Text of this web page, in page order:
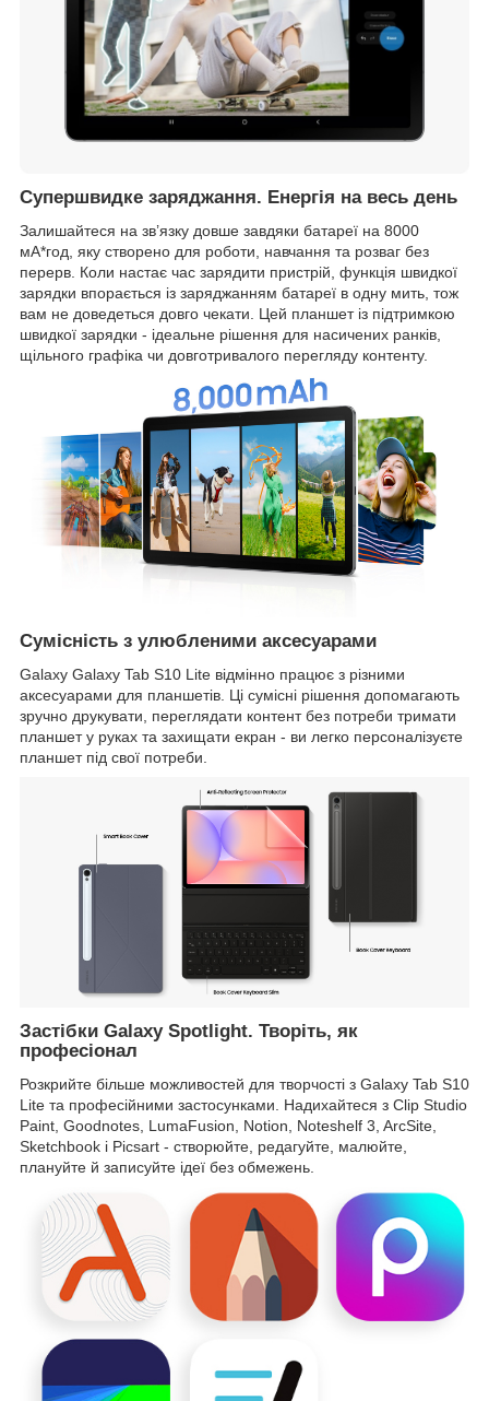
Супершвидке заряджання. Енергія на весь день
Залишайтеся на зв’язку довше завдяки батареї на 8000
мА*год, яку створено для роботи, навчання та розваг без
перерв. Коли настає час зарядити пристрій, функція швидкої
зарядки впорається із заряджанням батареї в одну мить, тож
вам не доведеться довго чекати. Цей планшет із підтримкою
швидкої зарядки - ідеальне рішення для насичених ранків,
щільного графіка чи довготривалого перегляду контенту.
Сумісність з улюбленими аксесуарами
Galaxy Galaxy Tab S10 Lite відмінно працює з різними
аксесуарами для планшетів. Ці сумісні рішення допомагають
зручно друкувати, переглядати контент без потреби тримати
планшет у руках та захищати екран - ви легко персоналізуєте
планшет під свої потреби.
Застібки Galaxy Spotlight. Творіть, як
професіонал
Розкрийте більше можливостей для творчості з Galaxy Tab S10
Lite та професійними застосунками. Надихайтеся з Clip Studio
Paint, Goodnotes, LumaFusion, Notion, Noteshelf 3, ArcSite,
Sketchbook і Picsart - створюйте, редагуйте, малюйте,
плануйте й записуйте ідеї без обмежень.